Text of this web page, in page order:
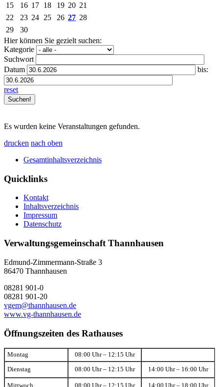
15
16 17 18 19 20 21
22
23 24 25 26 27 28
29
30
Hier können Sie gezielt suchen:
Kategorie
Suchwort
Datum
bis:
reset
Es wurden keine Veranstaltungen gefunden.
drucken nach oben
Gesamtinhaltsverzeichnis
Quicklinks
Kontakt
Inhaltsverzeichnis
Impressum
Datenschutz
Verwaltungsgemeinschaft Thannhausen
Edmund-Zimmermann-Straße 3
86470 Thannhausen
08281 901-0
08281 901-20
vgem@thannhausen.de
www.vg-thannhausen.de
Öffnungszeiten des Rathauses
Montag 08:00 Uhr – 12:15 Uhr
Dienstag 08:00 Uhr – 12:15 Uhr 14:00 Uhr – 16:00 Uhr